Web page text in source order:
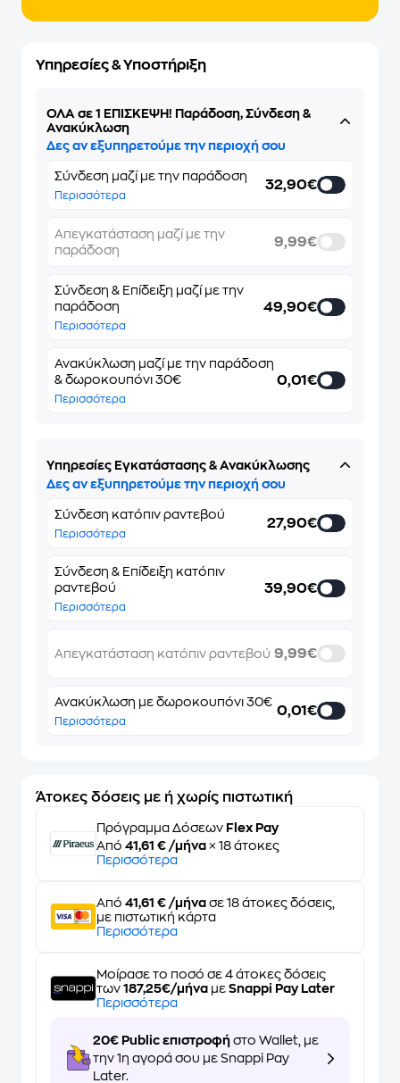
Υπηρεσίες & Υποστήριξη
ΌΛΑ σε 1 ΕΠΙΣΚΕΨΗ! Παράδοση, Σύνδεση &
Ανακύκλωση
Δες αν εξυπηρετούμε την περιοχή σου
Σύνδεση μαζί με την παράδοση
Περισσότερα
32,90€
Απεγκατάσταση μαζί με την
παράδοση
9,99€
Σύνδεση & Επίδειξη μαζί με την
παράδοση
Περισσότερα
49,90€
Ανακύκλωση μαζί με την παράδοση
& δωροκουπόνι 30€
Περισσότερα
0,01€
Υπηρεσίες Εγκατάστασης & Ανακύκλωσης
Δες αν εξυπηρετούμε την περιοχή σου
Σύνδεση κατόπιν ραντεβού
Περισσότερα
27,90€
Σύνδεση & Επίδειξη κατόπιν
ραντεβού
Περισσότερα
39,90€
Απεγκατάσταση κατόπιν ραντεβού 9,99€
Ανακύκλωση με δωροκουπόνι 30€
Περισσότερα
0,01€
Άτοκες δόσεις με ή χωρίς πιστωτική
Πρόγραμμα Δόσεων Flex Pay
Από 41,61 € /μήνα × 18 άτοκες
Περισσότερα
Από 41,61 € /μήνα σε 18 άτοκες δόσεις,
με πιστωτική κάρτα
Περισσότερα
Μοίρασε το ποσό σε 4 άτοκες δόσεις
των 187,25€/μήνα με Snappi Pay Later
Περισσότερα
20€ Public επιστροφή στο Wallet, με
την 1η αγορά σου με Snappi Pay
Later.